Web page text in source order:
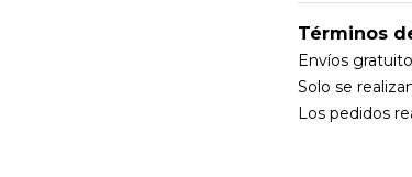
Términos
Envíos
Solo se
Los pedidos